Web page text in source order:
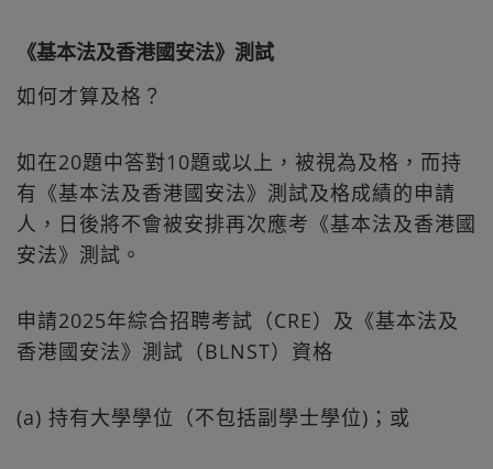
《基本法及香港國安法》測試
如何才算及格？
如在20題中答對10題或以上，被視為及格，而持
有《基本法及香港國安法》測試及格成績的申請
人，日後將不會被安排再次應考《基本法及香港國
安法》測試。
申請2025年綜合招聘考試（CRE）及《基本法及
香港國安法》測試（BLNST）資格
(a) 持有大學學位（不包括副學士學位)；或